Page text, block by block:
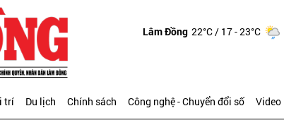
Lâm Đồng 22°C/ 17 - 23°C
trí Du lịch Chính sách Công nghệ - Chuyển đổi số Video